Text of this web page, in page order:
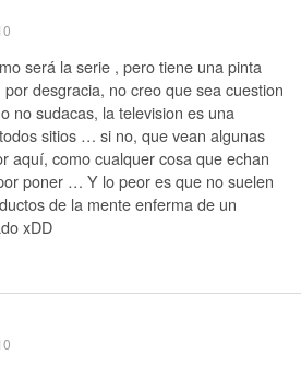
será la serie , pero tiene una pinta
desgracia, no creo que sea cuestion
no sudacas, la television es una
sitios … si no, que vean algunas
aquí, como cualquer cosa que echan
poner … Y lo peor es que no suelen
de la mente enferma de un
xDD